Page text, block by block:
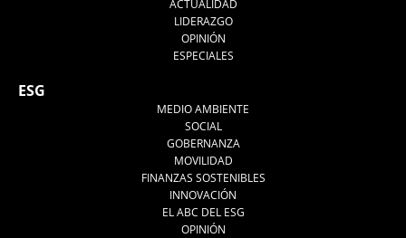
ACTUALIDAD
LIDERAZGO
OPINIÓN
ESPECIALES
ESG
MEDIO AMBIENTE
SOCIAL
GOBERNANZA
MOVILIDAD
FINANZAS SOSTENIBLES
INNOVACIÓN
EL ABC DEL ESG
OPINIÓN